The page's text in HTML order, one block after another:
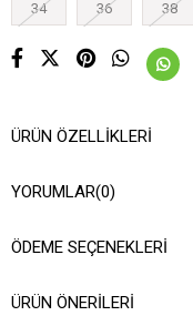
34 36 38
ÜRÜN ÖZELLIKLERI
YORUMLAR(0)
ÖDEME SEÇENEKLERI
ÜRÜN ÖNERILERI